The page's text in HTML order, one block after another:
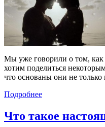
Мы уже говорили о том, как
хотим поделиться
что основаны они не
Подробнее
Что такое